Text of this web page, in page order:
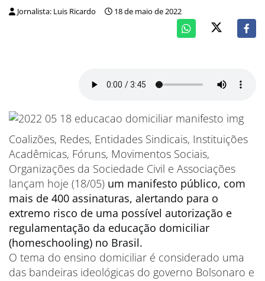
Jornalista: Luis Ricardo 18 de maio de 2022
Coalizões, Redes, Entidades Sindicais, Instituições
Acadêmicas, Fóruns, Movimentos Sociais,
Organizações da Sociedade Civil e Associações
lançam hoje (18/05) um manifesto público, com
mais de 400 assinaturas, alertando para o
extremo risco de uma possível autorização e
regulamentação da educação domiciliar
(homeschooling) no Brasil.
O tema do ensino domiciliar é considerado uma
das bandeiras ideológicas do governo Bolsonaro e